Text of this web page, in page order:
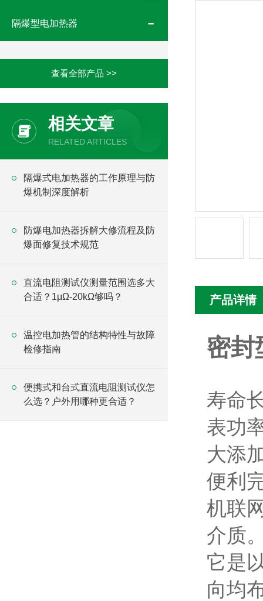
隔爆型电加热器
查看全部产品 >>
相关文章
RELATED ARTICLES
隔爆式电加热器的工作原理与防
爆机制深度解析
防爆电加热器拆解大修流程及防
爆面修复技术规范
直流电阻测试仪测量范围选多大
合适？1μΩ-20kΩ够吗？
温控电加热管的结构特性与故障
检修指南
便携式和台式直流电阻测试仪怎
么选？户外用哪种更合适？
产品详情
密封
寿命
表功
大添
便利
机联
介质
它是
向均